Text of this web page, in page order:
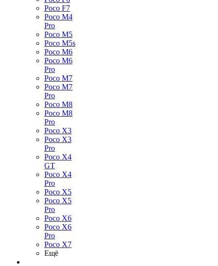
Poco F7
Poco M4
Pro
Poco M5
Poco M5s
Poco M6
Poco M6
Pro
Poco M7
Poco M7
Pro
Poco M8
Poco M8
Pro
Poco X3
Poco X3
Pro
Poco X4
GT
Poco X4
Pro
Poco X5
Poco X5
Pro
Poco X6
Poco X6
Pro
Poco X7
Ещё